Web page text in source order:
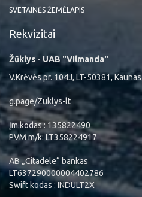
SVETAINĖS ŽEMĖLAPIS
Rekvizitai
Žūklys - UAB "Vilmanda"
V.Krėvės pr. 104J, LT-50381, Kaunas
g.page/Zuklys-lt
Įm.kodas : 135822490
PVM m/k: LT358224917
AB „Citadele“ bankas
LT637290000004402786
Swift kodas : INDULT2X